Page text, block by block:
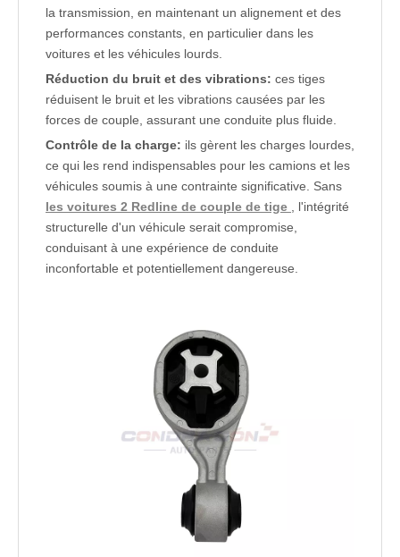
la transmission, en maintenant un alignement et des
performances constants, en particulier dans les
voitures et les véhicules lourds.
Réduction du bruit et des vibrations: ces tiges
réduisent le bruit et les vibrations causées par les
forces de couple, assurant une conduite plus fluide.
Contrôle de la charge: ils gèrent les charges lourdes,
ce qui les rend indispensables pour les camions et les
véhicules soumis à une contrainte significative. Sans
les voitures 2 Redline de couple de tige
, l'intégrité
structurelle d'un véhicule serait compromise,
conduisant à une expérience de conduite
inconfortable et potentiellement dangereuse.